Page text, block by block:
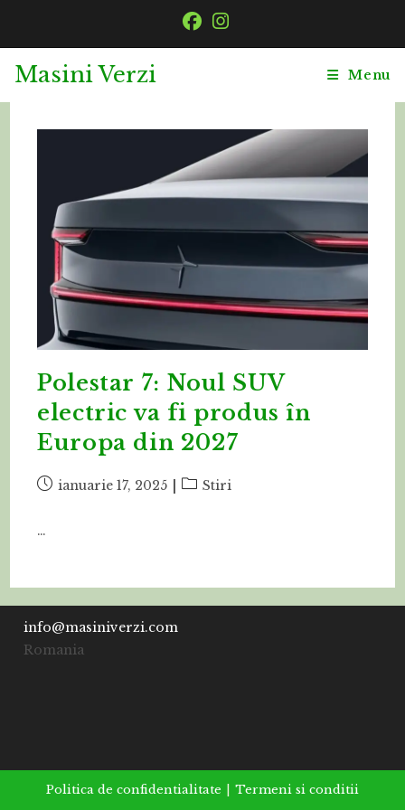
Masini Verzi Menu
Polestar 7: Noul SUV
electric va fi produs în
Europa din 2027
Postianuarie 17, 2025
PostStiri
…
info@masiniverzi.com
Romania
Politica de confidentialitate Termeni si conditii